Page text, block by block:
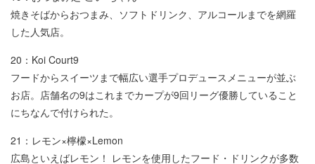
焼きそばからおつまみ、ソフトドリンク、アルコールまでを網羅
した人気店。
20：Koi Court9
フードからスイーツまで幅広い選手プロデュースメニューが並ぶ
お店。店舗名の9はこれまでカープが9回リーグ優勝していること
にちなんで付けられた。
21：レモン×檸檬×Lemon
広島といえばレモン！ レモンを使用したフード・ドリンクが多数